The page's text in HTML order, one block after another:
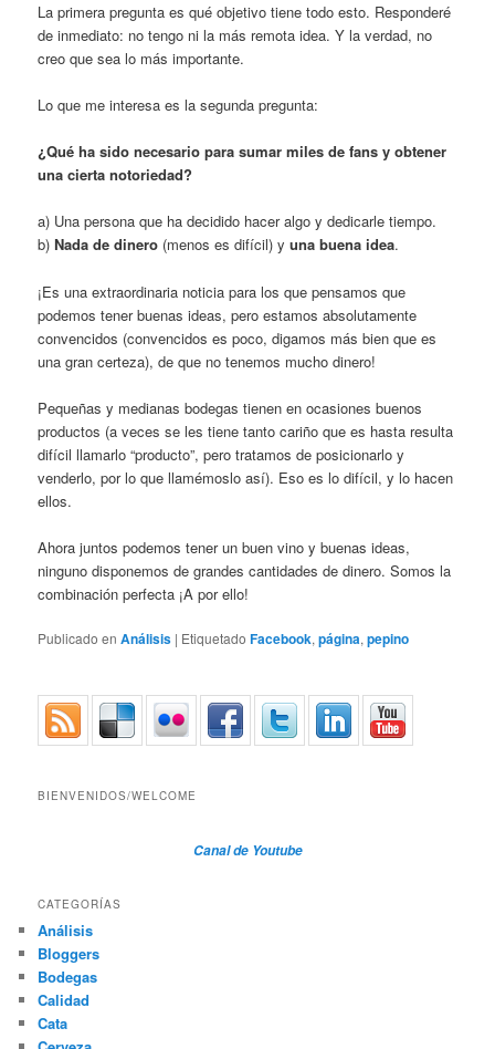
La primera pregunta es qué objetivo tiene todo esto. Responderé
de inmediato: no tengo ni la más remota idea. Y la verdad, no
creo que sea lo más importante.
Lo que me interesa es la segunda pregunta:
¿Qué ha sido necesario para sumar miles de fans y obtener
una cierta notoriedad?
a) Una persona que ha decidido hacer algo y dedicarle tiempo.
b)Nada de dinero (menos es difícil) yuna buena idea.
¡Es una extraordinaria noticia para los que pensamos que
podemos tener buenas ideas, pero estamos absolutamente
convencidos (convencidos es poco, digamos más bien que es
una gran certeza), de que no tenemos mucho dinero!
Pequeñas y medianas bodegas tienen en ocasiones buenos
productos (a veces se les tiene tanto cariño que es hasta resulta
difícil llamarlo “producto”, pero tratamos de posicionarlo y
venderlo, por lo que llamémoslo así). Eso es lo difícil, y lo hacen
ellos.
Ahora juntos podemos tener un buen vino y buenas ideas,
ninguno disponemos de grandes cantidades de dinero. Somos la
combinación perfecta ¡A por ello!
Publicado en Análisis | Etiquetado Facebook,página,pepino
BIENVENIDOS/WELCOME
Canal de Youtube
CATEGORÍAS
Análisis
Bloggers
Bodegas
Calidad
Cata